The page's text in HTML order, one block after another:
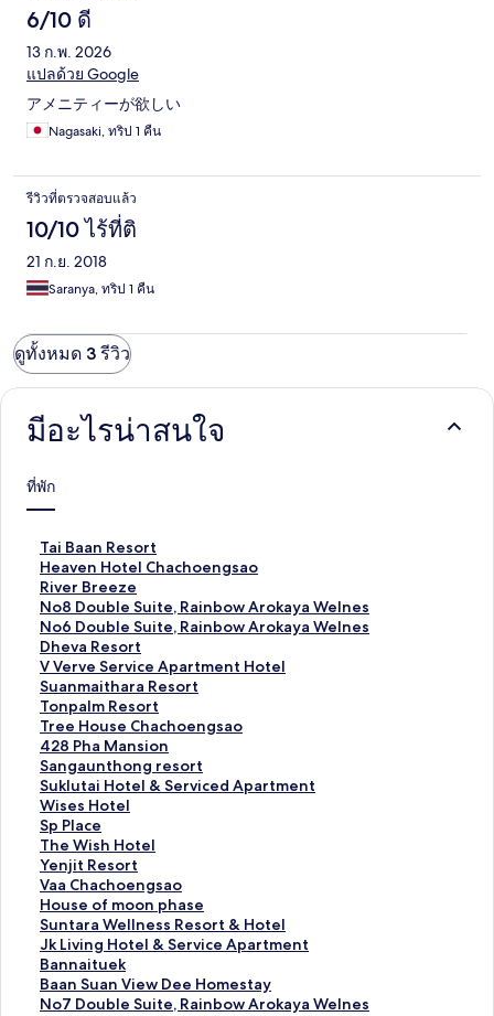
6/10 ดี
13 ก.พ. 2026
แปลด้วย Google
アメニティーが欲しい
Nagasaki, ทริป 1 คืน
รีวิวที่ตรวจสอบแล้ว
10/10 ไร้ที่ติ
21 ก.ย. 2018
Saranya, ทริป 1 คืน
ดูทั้งหมด 3 รีวิว
มีอะไรน่าสนใจ
ที่พัก
Tai Baan Resort
ลิ
ง
ก์
ม
า
ต
ร
ฐ
า
น
สำ
ห
รั
บ
T
a
i
B
a
a
n
R
e
s
Heaven Hotel Chachoengsao
ลิ
ง
ก์
ม
า
ต
ร
ฐ
า
น
สำ
ห
รั
บ
H
e
a
v
e
n
H
o
t
River Breeze
ลิ
ง
ก์
ม
า
ต
ร
ฐ
า
น
สำ
ห
รั
บ
R
i
v
e
r
B
r
e
No8 Double Suite, Rainbow Arokaya Welnes
ลิ
ง
ก์
ม
า
ต
ร
ฐ
า
น
สำ
ห
รั
บ
N
o
8
D
o
u
b
No6 Double Suite, Rainbow Arokaya Welnes
ลิ
ง
ก์
ม
า
ต
ร
ฐ
า
น
สำ
ห
รั
บ
N
o
6
D
o
u
Dheva Resort
ลิ
ง
ก์
ม
า
ต
ร
ฐ
า
น
สำ
ห
รั
บ
D
h
e
v
a
V Verve Service Apartment Hotel
ลิ
ง
ก์
ม
า
ต
ร
ฐ
า
น
สำ
ห
รั
บ
V
V
e
r
Suanmaithara Resort
ลิ
ง
ก์
ม
า
ต
ร
ฐ
า
น
สำ
ห
รั
บ
S
u
a
Tonpalm Resort
ลิ
ง
ก์
ม
า
ต
ร
ฐ
า
น
สำ
ห
รั
บ
T
o
Tree House Chachoengsao
ลิ
ง
ก์
ม
า
ต
ร
ฐ
า
น
สำ
ห
รั
บ
T
428 Pha Mansion
ลิ
ง
ก์
ม
า
ต
ร
ฐ
า
น
สำ
ห
รั
บ
Sangaunthong resort
ลิ
ง
ก์
ม
า
ต
ร
ฐ
า
น
สำ
ห
รั
Suklutai Hotel & Serviced Apartment
ลิ
ง
ก์
ม
า
ต
ร
ฐ
า
น
สำ
ห
Wises Hotel
ลิ
ง
ก์
ม
า
ต
ร
ฐ
า
น
สำ
Sp Place
ลิ
ง
ก์
ม
า
ต
ร
ฐ
า
น
The Wish Hotel
ลิ
ง
ก์
ม
า
ต
ร
ฐ
า
Yenjit Resort
ลิ
ง
ก์
ม
า
ต
ร
ฐ
Vaa Chachoengsao
ลิ
ง
ก์
ม
า
ต
ร
House of moon phase
ลิ
ง
ก์
ม
า
ต
Suntara Wellness Resort & Hotel
ลิ
ง
ก์
ม
า
Jk Living Hotel & Service Apartment
ลิ
ง
ก์
ม
Bannaituek
ลิ
ง
ก์
Baan Suan View Dee Homestay
ลิ
ง
No7 Double Suite, Rainbow Arokaya Welnes
ลิ